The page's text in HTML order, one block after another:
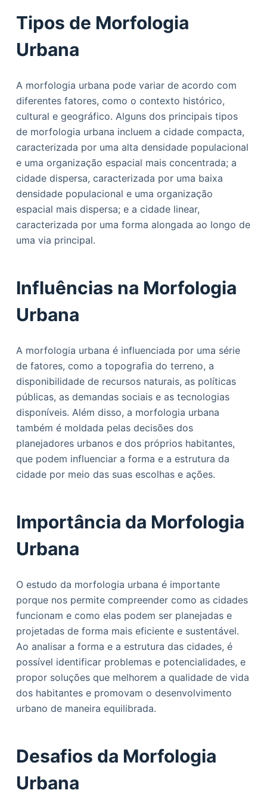
Tipos de Morfologia
Urbana
A morfologia urbana pode variar de acordo com
diferentes fatores, como o contexto histórico,
cultural e geográfico. Alguns dos principais tipos
de morfologia urbana incluem a cidade compacta,
caracterizada por uma alta densidade populacional
e uma organização espacial mais concentrada; a
cidade dispersa, caracterizada por uma baixa
densidade populacional e uma organização
espacial mais dispersa; e a cidade linear,
caracterizada por uma forma alongada ao longo de
uma via principal.
Influências na Morfologia
Urbana
A morfologia urbana é influenciada por uma série
de fatores, como a topografia do terreno, a
disponibilidade de recursos naturais, as políticas
públicas, as demandas sociais e as tecnologias
disponíveis. Além disso, a morfologia urbana
também é moldada pelas decisões dos
planejadores urbanos e dos próprios habitantes,
que podem influenciar a forma e a estrutura da
cidade por meio das suas escolhas e ações.
Importância da Morfologia
Urbana
O estudo da morfologia urbana é importante
porque nos permite compreender como as cidades
funcionam e como elas podem ser planejadas e
projetadas de forma mais eficiente e sustentável.
Ao analisar a forma e a estrutura das cidades, é
possível identificar problemas e potencialidades, e
propor soluções que melhorem a qualidade de vida
dos habitantes e promovam o desenvolvimento
urbano de maneira equilibrada.
Desafios da Morfologia
Urbana